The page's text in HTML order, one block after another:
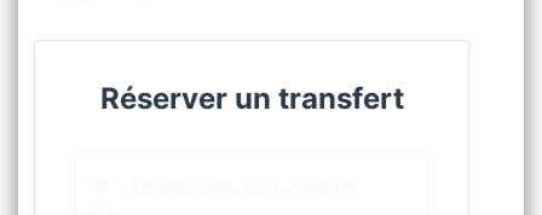
Réserver un transfert